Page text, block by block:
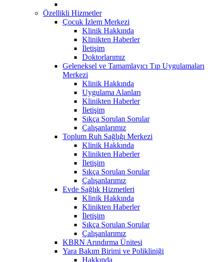
Özellikli Hizmetler
Çocuk İzlem Merkezi
Klinik Hakkında
Klinikten Haberler
İletişim
Doktorlarımız
Geleneksel ve Tamamlayıcı Tıp Uygulamaları
Merkezi
Klinik Hakkında
Uygulama Alanları
Klinikten Haberler
İletişim
Sıkça Sorulan Sorular
Çalışanlarımız
Toplum Ruh Sağlığı Merkezi
Klinik Hakkında
Klinikten Haberler
İletişim
Sıkça Sorulan Sorular
Çalışanlarımız
Evde Sağlık Hizmetleri
Klinik Hakkında
Klinikten Haberler
İletişim
Sıkça Sorulan Sorular
Çalışanlarımız
KBRN Arındırma Ünitesi
Yara Bakım Birimi ve Polikliniği
Hakkında